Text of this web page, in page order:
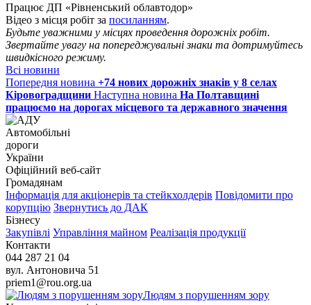
Працює ДП «Рівненський облавтодор»
Відео з місця робіт за посиланням.
Будьте уважними у місцях проведення дорожніх робіт.
Звертайте увагу на попереджувальні знаки та дотримуйтесь
швидкісного режиму.
Всі новини
Попередня новина +74 нових дорожніх знаків у 8 селах
Кіровоградщини Наступна новина На Полтавщині
працюємо на дорогах місцевого та державного значення
Автомобільні
дороги
України
Офіційний веб‑сайт
Громадянам
Інформація для акціонерів та стейкхолдерів Повідомити про
корупцію Звернутись до ДАК
Бізнесу
Закупівлі Управління майном Реалізація продукції
Контакти
044 287 21 04
вул. Антоновича 51
priem1@rou.org.ua
Людям з порушенням зору